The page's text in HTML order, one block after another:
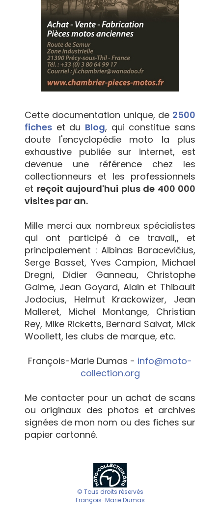
Cette documentation unique, de 2500
fiches et du Blog, qui constitue sans
doute l'encyclopédie moto la plus
exhaustive publiée sur internet, est
devenue une référence chez les
collectionneurs et les professionnels
et reçoit aujourd'hui plus de 400 000
visites par an.
Mille merci aux nombreux spécialistes
qui ont participé à ce travail,, et
principalement : Albinas Baracevičius,
Serge Basset, Yves Campion, Michael
Dregni, Didier Ganneau, Christophe
Gaime, Jean Goyard, Alain et Thibault
Jodocius, Helmut Krackowizer, Jean
Malleret, Michel Montange, Christian
Rey, Mike Ricketts, Bernard Salvat, Mick
Woollett, les clubs de marque, etc.
François-Marie Dumas - info@moto-
collection.org
Me contacter pour un achat de scans
ou originaux des photos et archives
signées de mon nom ou des fiches sur
papier cartonné.
© Tous droits réservés
François-Marie Dumas